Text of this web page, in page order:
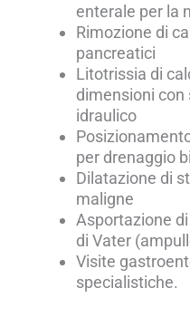
enterale per la
Rimozione di
pancreatici
Litotrissia di
dimensioni
idraulico
per drenaggio
Dilatazione di
maligne
Asportazione
di Vater
Visite
specialistiche.